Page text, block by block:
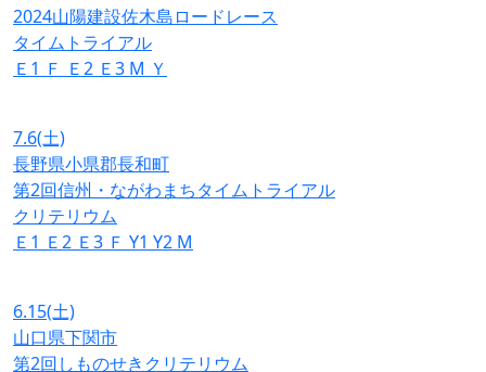
2024山陽建設佐木島ロードレース
タイムトライアル
Ｅ1 Ｆ Ｅ2 Ｅ3 M Ｙ
7.6(土)
長野県小県郡長和町
第2回信州・ながわまちタイムトライアル
クリテリウム
Ｅ1 Ｅ2 Ｅ3 Ｆ Y1 Y2 M
6.15(土)
山口県下関市
第2回しものせきクリテリウム